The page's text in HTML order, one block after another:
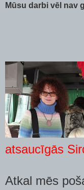
Mūsu darbi vēl nav
atsaucīgās
Atkal mēs